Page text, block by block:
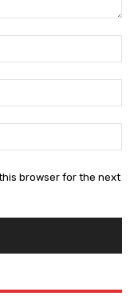
browser for the next